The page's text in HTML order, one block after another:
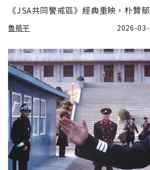
《JSA共同警戒區》經典重映，朴贊
魯皓平 2026-